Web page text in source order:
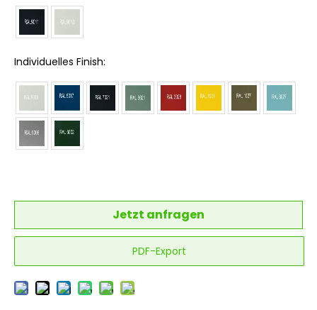
Individuelles Finish:
Jetzt anfragen
PDF-Export